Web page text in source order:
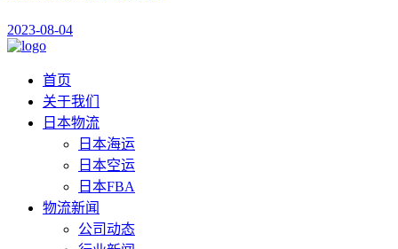
2023-08-04
首页
关于我们
日本物流
日本海运
日本空运
日本FBA
物流新闻
公司动态